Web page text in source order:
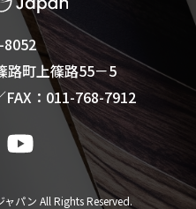
8052
路町上篠路55－5
FAX：011-768-7912
パン All Rights Reserved.